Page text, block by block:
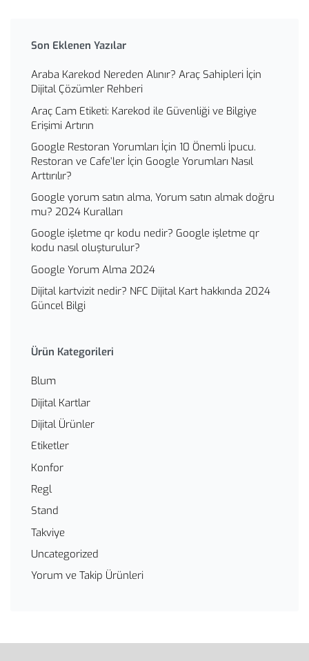
Son Eklenen Yazılar
Araba Karekod Nereden Alınır? Araç Sahipleri İçin
Dijital Çözümler Rehberi
Araç Cam Etiketi: Karekod ile Güvenliği ve Bilgiye
Erişimi Artırın
Google Restoran Yorumları İçin 10 Önemli İpucu.
Restoran ve Cafe’ler İçin Google Yorumları Nasıl
Arttırılır?
Google yorum satın alma, Yorum satın almak doğru
mu? 2024 Kuralları
Google işletme qr kodu nedir? Google işletme qr
kodu nasıl oluşturulur?
Google Yorum Alma 2024
Dijital kartvizit nedir? NFC Dijital Kart hakkında 2024
Güncel Bilgi
Ürün Kategorileri
Blum
Dijital Kartlar
Dijital Ürünler
Etiketler
Konfor
Regl
Stand
Takviye
Uncategorized
Yorum ve Takip Ürünleri